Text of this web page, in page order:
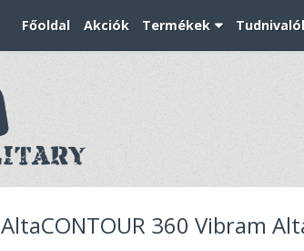
Főoldal Akciók Termékek
AltaCONTOUR 360 Vibram